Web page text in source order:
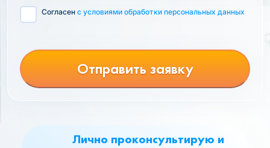
Лично проконсультирую и
Согласен с условиями обработки персональных данных
Отправить заявку